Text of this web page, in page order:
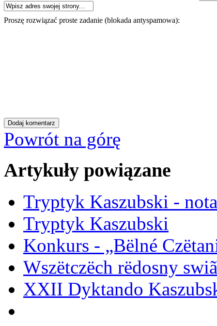
Proszę rozwiązać proste zadanie (blokada antyspamowa):
Powrót na górę
Artykuły powiązane
Tryptyk Kaszubski -
Tryptyk Kaszubski
Konkurs - „Bëlné
Wszëtczëch rëdosny
XXII Dyktando